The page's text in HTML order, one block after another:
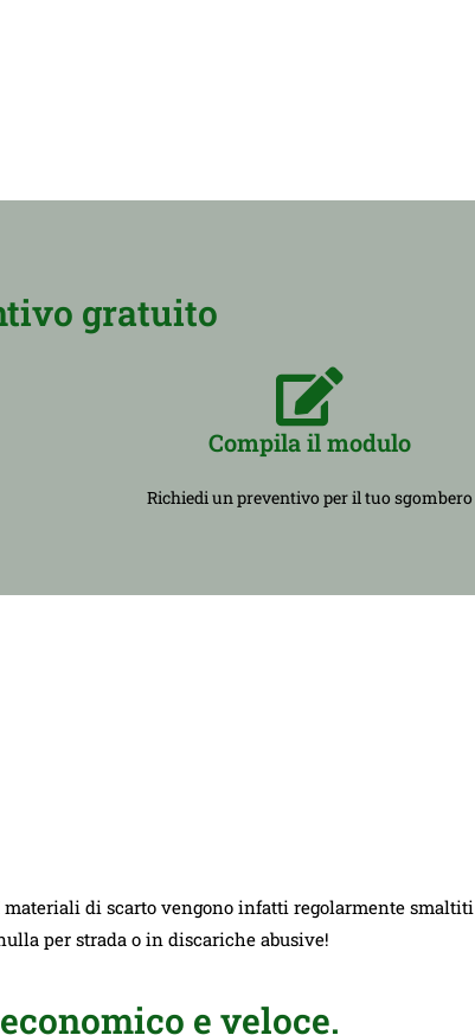
gratuito
Compila il modulo
Richiedi un preventivo per il tuo sgombero
materiali di scarto vengono infatti regolarmente smaltiti
per strada o in discariche abusive!
e veloce.